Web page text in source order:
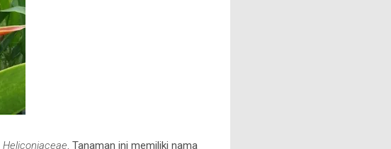
Heliconiaceae . Tanaman ini memiliki nama